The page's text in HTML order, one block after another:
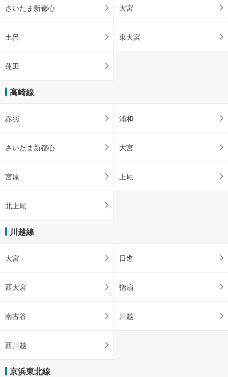
さいたま新都心 大宮
土呂 東大宮
蓮田
高崎線
赤羽 浦和
さいたま新都心 大宮
宮原 上尾
北上尾
川越線
大宮 日進
西大宮 指扇
南古谷 川越
西川越
京浜東北線